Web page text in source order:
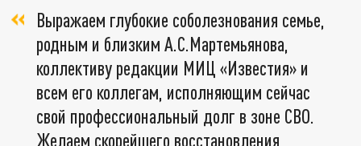
Выражаем глубокие соболезнования семье,
родным и близким А.С.Мартемьянова,
коллективу редакции МИЦ «Известия» и
всем его коллегам, исполняющим сейчас
свой профессиональный долг в зоне СВО.
Желаем скорейшего восстановления